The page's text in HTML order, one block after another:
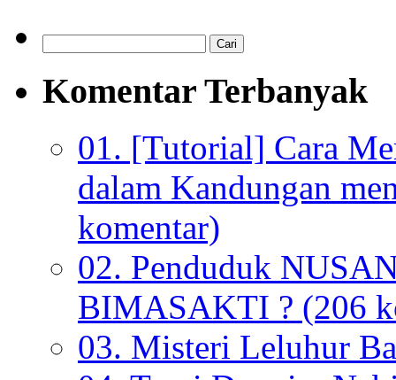
Komentar Terbanyak
01. [Tutorial] Cara
dalam Kandungan
komentar)
02. Penduduk
BIMASAKTI ? (206
03. Misteri Leluhur